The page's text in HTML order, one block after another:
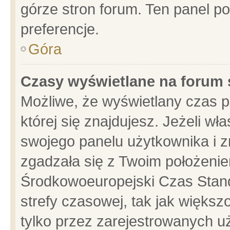
górze stron forum. Ten panel
preferencje.
Góra
Czasy wyświetlane na forum
Możliwe, że wyświetlany czas
której się znajdujesz. Jeżeli
swojego panelu użytkownika i
zgadzała się z Twoim
Środkowoeuropejski Czas
strefy czasowej, tak jak
tylko przez zarejestrowanych